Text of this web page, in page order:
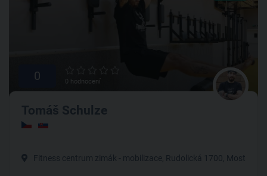
0 0 hodnocení
Tomáš Schulze
Fitness centrum zimák - mobilizace, Rudolická 1700, Most